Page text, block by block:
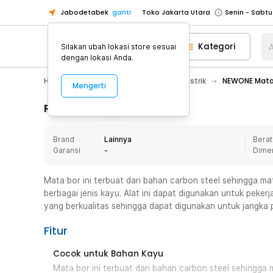
Jabodetabek ganti Toko Jakarta Utara
Toko Tangerang
Toko Cikupa
Pick n Go Jakarta Barat
Senin -
Pick n Go Bekasi
Senin - Jumat
Senin - Jumat
Senin -
Senin -
Toko Tangerang
Toko Cikupa
Pick n Go Jakarta Barat
Senin -
Senin - Jumat
Pick n Go Depok
Kategori
Home Appliance Bor Listrik NEWONE
Rincian Produk
Brand
Lainnya
Garansi
-
Mata bor ini terbuat dari bahan carbon steel sehingga
berbagai jenis kayu. Alat ini dapat digunakan untuk
yang berkualitas sehingga dapat digunakan untuk jangka
Fitur
Cocok untuk Bahan Kayu
Mata bor ini terbuat dari bahan carbon steel sehingga
Silakan ubah lokasi store sesuai
dengan lokasi Anda.
Mengerti